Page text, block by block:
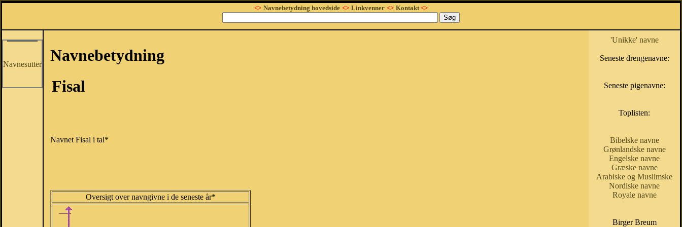
<> Navnebetydning hovedside <> Linkvenner <> Kontakt<>
Navnesutter
Navnebetydning
Fisal
Navnet Fisal i tal*
Oversigt over navngivne i de seneste år*
'Unikke' navne
Seneste drengenavne:
Seneste pigenavne:
Toplisten:
Bibelske navne
Grønlandske navne
Engelske navne
Græske navne
Arabiske og Muslimske
Nordiske navne
Royale navne
Birger Breum